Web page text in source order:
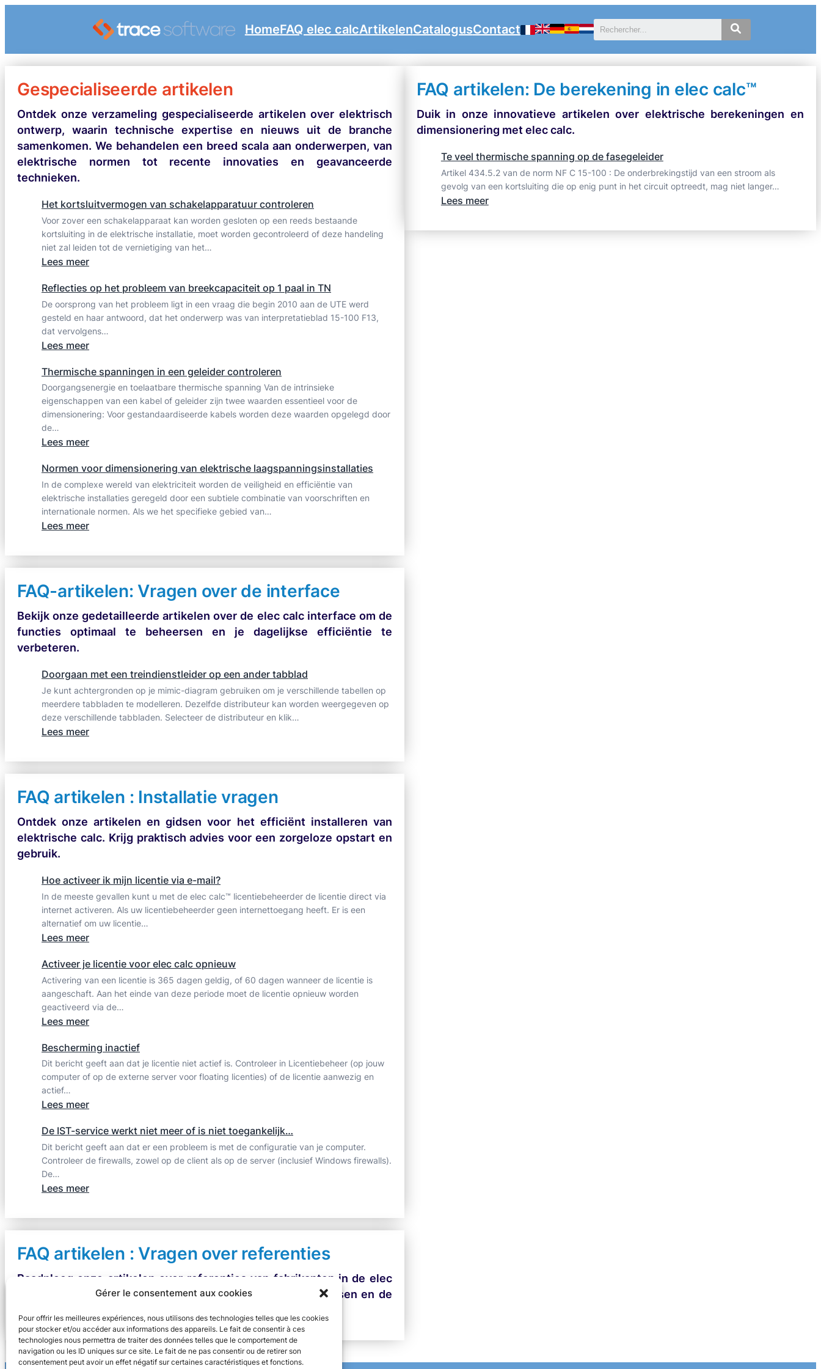
Gérer le consentement aux cookies
Pour offrir les meilleures expériences, nous utilisons des technologies telles que les cookies
pour stocker et/ou accéder aux informations des appareils. Le fait de consentir à ces
technologies nous permettra de traiter des données telles que le comportement de
navigation ou les ID uniques sur ce site. Le fait de ne pas consentir ou de retirer son
consentement peut avoir un effet négatif sur certaines caractéristiques et fonctions.
HomeFAQ elec calcArtikelenCatalogusContact
Gespecialiseerde artikelen
Ontdek onze verzameling gespecialiseerde artikelen over elektrisch
ontwerp, waarin technische expertise en nieuws uit de branche
samenkomen. We behandelen een breed scala aan onderwerpen, van
elektrische normen tot recente innovaties en geavanceerde
technieken.
Het kortsluitvermogen van schakelapparatuur controleren
Voor zover een schakelapparaat kan worden gesloten op een reeds bestaande
kortsluiting in de elektrische installatie, moet worden gecontroleerd of deze handeling
niet zal leiden tot de vernietiging van het…
Lees meer:
kortsluitvermogen
van
schakelapparatuur
controleren
Reflecties op het probleem van breekcapaciteit op 1 paal in TN
De oorsprong van het probleem ligt in een vraag die begin 2010 aan de UTE werd
gesteld en haar antwoord, dat het onderwerp was van interpretatieblad 15-100 F13,
dat vervolgens…
Lees meer:
op
het
probleem
van
1
paal
in
TN
Thermische spanningen in een geleider controleren
Doorgangsenergie en toelaatbare thermische spanning Van de intrinsieke
eigenschappen van een kabel of geleider zijn twee waarden essentieel voor de
dimensionering: Voor gestandaardiseerde kabels worden deze waarden opgelegd door
de…
Lees meer:
spanningen
in
een
geleider
controleren
Normen voor dimensionering van elektrische laagspanningsinstallaties
In de complexe wereld van elektriciteit worden de veiligheid en efficiëntie van
elektrische installaties geregeld door een subtiele combinatie van voorschriften en
internationale normen. Als we het specifieke gebied van…
Lees meer:
voor
dimensionering
van
elektrische
laagspanningsinstallaties
FAQ-artikelen: Vragen over de interface
Bekijk onze gedetailleerde artikelen over de elec calc interface om de
functies optimaal te beheersen en je dagelijkse efficiëntie te
verbeteren.
Doorgaan met een treindienstleider op een ander tabblad
Je kunt achtergronden op je mimic-diagram gebruiken om je verschillende tabellen op
meerdere tabbladen te modelleren. Dezelfde distributeur kan worden weergegeven op
deze verschillende tabbladen. Selecteer de distributeur en klik…
Lees meer:
met
een
treindienstleider
op
een
ander
FAQ artikelen : Installatie vragen
Ontdek onze artikelen en gidsen voor het efficiënt installeren van
elektrische calc. Krijg praktisch advies voor een zorgeloze opstart en
gebruik.
Hoe activeer ik mijn licentie via e-mail?
In de meeste gevallen kunt u met de elec calc™ licentiebeheerder de licentie direct via
internet activeren. Als uw licentiebeheerder geen internettoegang heeft. Er is een
alternatief om uw licentie…
Lees meer:
activeer
ik
mijn
licentie
via
e-
mail?
Activeer je licentie voor elec calc opnieuw
Activering van een licentie is 365 dagen geldig, of 60 dagen wanneer de licentie is
aangeschaft. Aan het einde van deze periode moet de licentie opnieuw worden
geactiveerd via de…
Lees meer:
je
licentie
voor
calc
opnieuw
Bescherming inactief
Dit bericht geeft aan dat je licentie niet actief is. Controleer in Licentiebeheer (op jouw
computer of op de externe server voor floating licenties) of de licentie aanwezig en
actief…
Lees meer:
inactief
De IST-service werkt niet meer of is niet toegankelijk…
Dit bericht geeft aan dat er een probleem is met de configuratie van je computer.
Controleer de firewalls, zowel op de client als op de server (inclusief Windows firewalls).
De…
Lees meer:
IST-
service
werkt
niet
meer
of
niet
toegankelijk…
FAQ artikelen : Vragen over referenties
Raadpleeg onze artikelen over referenties van fabrikanten in de elec
calc catalogus om u te helpen selectieproblemen op te lossen en de
FAQ artikelen: De berekening in elec calc™
Duik in onze innovatieve artikelen over elektrische berekeningen en
dimensionering met elec calc.
Te veel thermische spanning op de fasegeleider
Artikel 434.5.2 van de norm NF C 15-100 : De onderbrekingstijd van een stroom als
gevolg van een kortsluiting die op enig punt in het circuit optreedt, mag niet langer…
Lees meer:
veel